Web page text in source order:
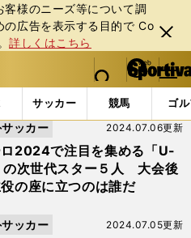
様のニーズ等について調
広告を表⽰する⽬的で Co
詳しくはこちら
閉じ
る
web Sportiva (webスポルティーバ)
検索
マイペ
ー
ジ
メニュ
サッカー 競馬 ゴ
果 (3ページ目)
2024で注目を集める「U-
の次世代スター５人 大会後
の座に立つのは誰だ
2024.07.06更新
ッカー
2024.07.05更新
ッカー